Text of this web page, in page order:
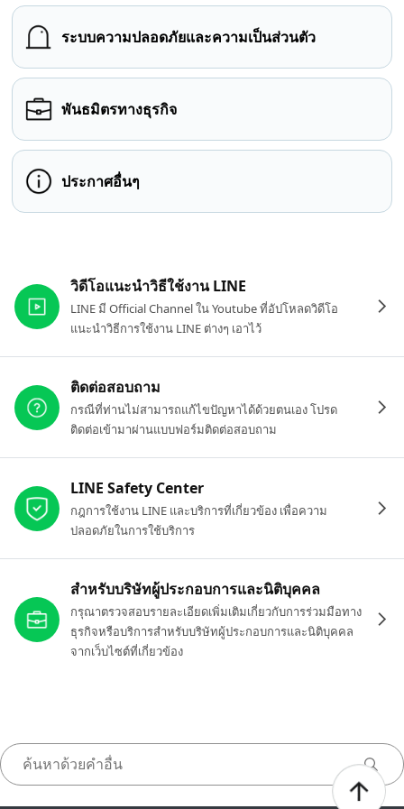
ระบบความปลอดภัยและความเป็นส่วนตัว
พันธมิตรทางธุรกิจ
ประกาศอื่นๆ
วิดีโอแนะนำวิธีใช้งาน LINE
LINE มี Official Channel ใน Youtube ที่อัปโหลดวิดีโอ
แนะนำวิธีการใช้งาน LINE ต่างๆ เอาไว้
ติดต่อสอบถาม
กรณีที่ท่านไม่สามารถแก้ไขปัญหาได้ด้วยตนเอง โปรด
ติดต่อเข้ามาผ่านแบบฟอร์มติดต่อสอบถาม
LINE Safety Center
กฎการใช้งาน LINE และบริการที่เกี่ยวข้อง เพื่อความ
ปลอดภัยในการใช้บริการ
สำหรับบริษัทผู้ประกอบการและนิติบุคคล
กรุณาตรวจสอบรายละเอียดเพิ่มเติมเกี่ยวกับการร่วมมือทาง
ธุรกิจหรือบริการสำหรับบริษัทผู้ประกอบการและนิติบุคคล
จากเว็บไซต์ที่เกี่ยวข้อง